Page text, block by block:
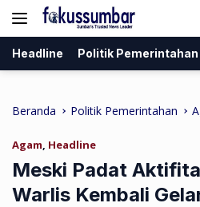
Langsung
Headline Politik Pemerintahan
Beranda Politik Pemerintahan
Agam, Headline
Meski Padat
Warlis Kembali